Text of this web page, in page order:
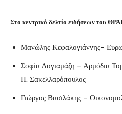
Στο κεντρικό δελτίο ειδήσεων του
Μανώλης Κεφαλογιάννης–
Σοφία Δογιαμάζη – Αρμόδια
Π. Σακελλαρόπουλος
Γιώργος Βασιλάκης –